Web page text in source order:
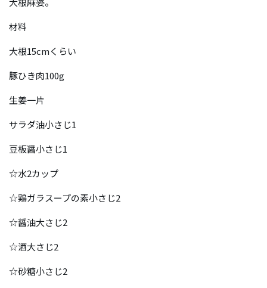
材料
大根15cmくらい
豚ひき肉100g
生姜一片
サラダ油小さじ1
豆板醤小さじ1
☆水2カップ
☆鶏ガラスープの素小さじ2
☆醤油大さじ2
☆酒大さじ2
☆砂糖小さじ2